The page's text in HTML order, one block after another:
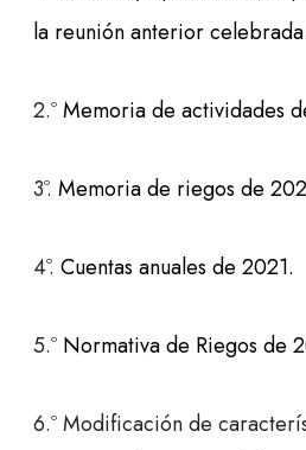
la reunión anterior
2.ºMemoria de actividades
3º. Memoria de riegos de
4º. Cuentas anuales de 2021.
5.º Normativa de Riegos de
6.º Modificación de